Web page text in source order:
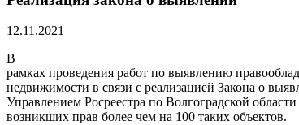
12.11.2021
В
рамках проведения работ по выявлению
недвижимости в связи с реализацией Закона о
Управлением Росреестра по Волгоградской
возникших прав более чем на 100 таких объектов.